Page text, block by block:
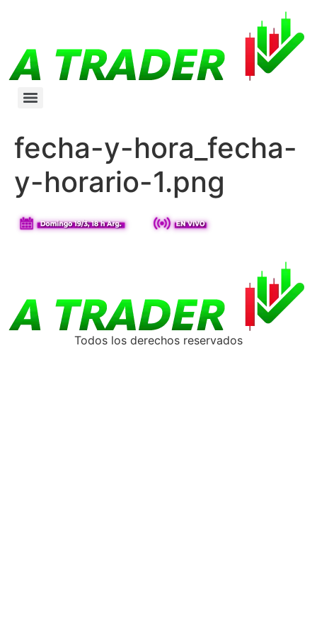
fecha-y-hora_fecha-
y-horario-1.png
Todos los derechos reservados